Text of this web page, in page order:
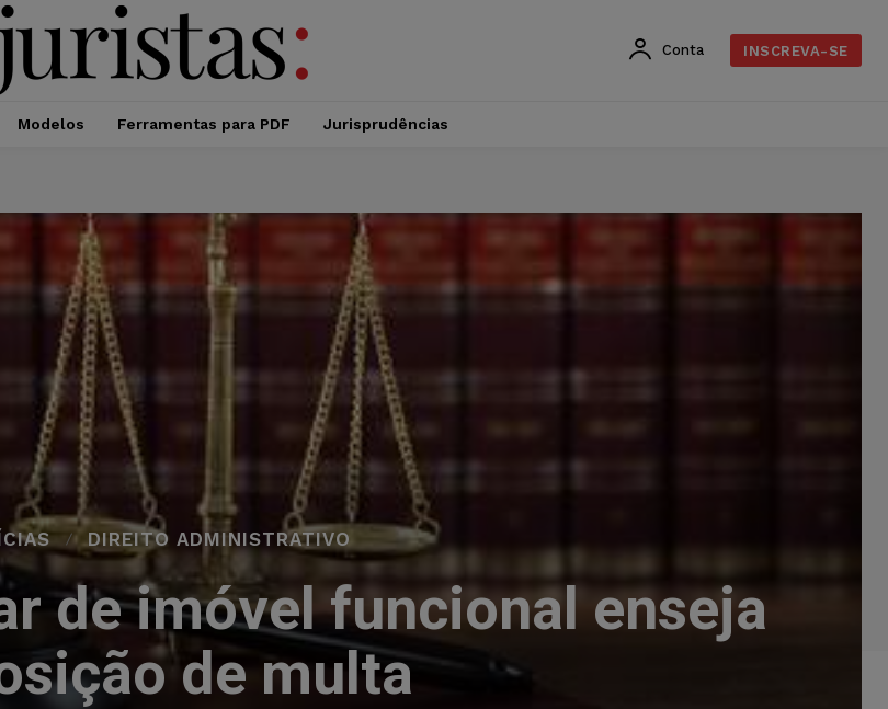
Conta INSCREVA-SE
Modelos Ferramentas para PDF Jurisprudências
DIREITO ADMINISTRATIVO
de imóvel funcional enseja
de multa